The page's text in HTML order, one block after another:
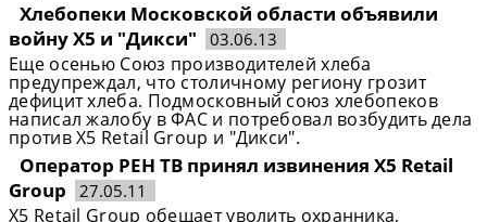
Хлебопеки Московской области объявили
войну X5 и "Дикси"
03.06.13
Еще осенью Союз производителей хлеба
предупреждал, что столичному региону грозит
дефицит хлеба. Подмосковный союз хлебопеков
написал жалобу в ФАС и потребовал возбудить дела
против X5 Retail Group и "Дикси".
Оператор РЕН ТВ принял извинения X5 Retail
Group
27.05.11
X5 Retail Group обещает уволить охранника,